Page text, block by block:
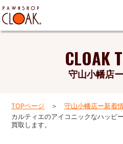
CLOAK
守山小幡店
TOPページ
守山小幡店ー新着
カルティエのアイコニックなハッピ
買取します。